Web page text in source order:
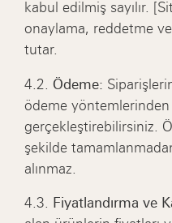
kabul edilmiş sayılır.
onaylama, reddetme
tutar.
4.2.Ödeme:
ödeme
gerçekleştirebilirsiniz.
şekilde
alınmaz.
4.3. Fiyatlandırma ve